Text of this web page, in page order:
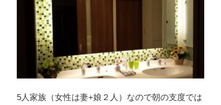
5人家族（女性は妻+娘２人）なので朝の支度では